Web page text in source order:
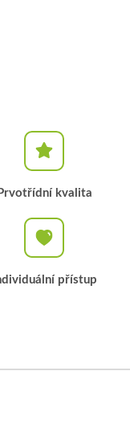
Prvotřídní kvalita
přístup